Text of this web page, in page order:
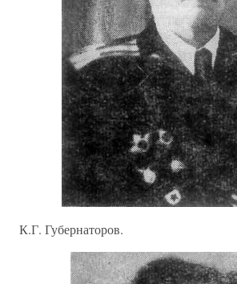
К.Г. Губернаторов.